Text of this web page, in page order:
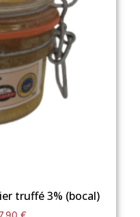
truffé 3% (bocal)